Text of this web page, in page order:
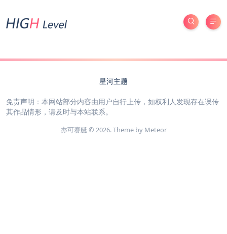
星河主题
免责声明：本网站部分内容由用户自行上传，如权利人发现存在误传
其作品情形，请及时与本站联系。
亦可赛艇 © 2026. Theme by Meteor